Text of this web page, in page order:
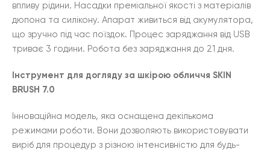
впливу рідини. Насадки преміальної якості з матеріалів
дюпона та силікону. Апарат живиться від акумулятора,
що зручно під час поїздок. Процес заряджання від USB
триває 3 години. Робота без заряджання до 21 дня.
Інструмент для догляду за шкірою обличчя SKIN
BRUSH 7.0
Інноваційна модель, яка оснащена декількома
режимами роботи. Вони дозволяють використовувати
виріб для процедур з різною інтенсивністю для будь-